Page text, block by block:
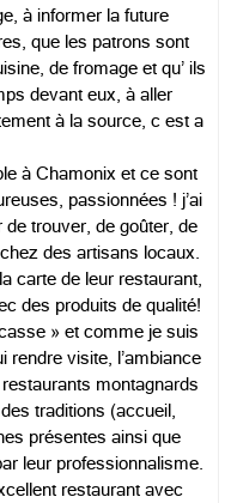
à informer la future
que les patrons sont
de fromage et qu’ ils
devant eux, à aller
à la source, c est a
à Chamonix et ce sont
passionnées ! j’ai
trouver, de goûter, de
des artisans locaux.
carte de leur restaurant,
des produits de qualité!
» et comme je suis
rendre visite, l’ambiance
montagnards
traditions (accueil,
présentes ainsi que
leur professionnalisme.
restaurant avec